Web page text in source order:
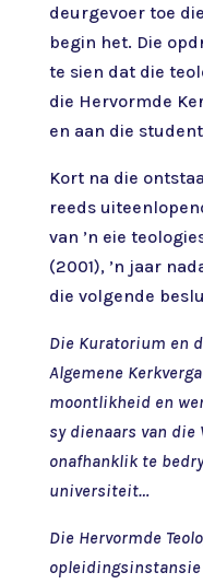
deurgevoer toe
begin het. Die
te sien dat die
die Hervormde
en aan die
Kort na die
reeds
van ’n eie
(2001), ’n jaar
die volgende
Die Kuratorium en
Algemene
moontlikheid en
sy dienaars van die
onafhanklik te
universiteit…
Die Hervormde